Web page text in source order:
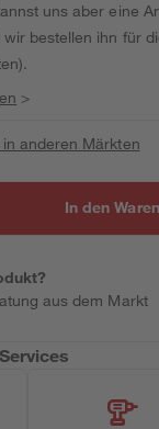
uns aber eine
bestellen ihn für
>
anderen Märkten
In den
aus dem Markt